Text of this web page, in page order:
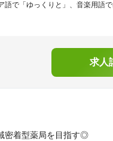
で「ゆっくりと」、音楽用語
求人
密着型薬局を目指す◎